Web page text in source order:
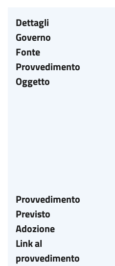
Dettagli
Governo
Fonte
Provvedimento
Oggetto
Provvedimento
Previsto
Adozione
Link al
provvedimento